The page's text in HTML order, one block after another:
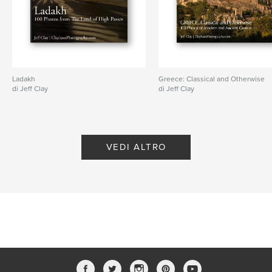
Ladakh
di Jeff Clay
Greece: Classical and Otherwise
di Jeff Clay
VEDI ALTRO